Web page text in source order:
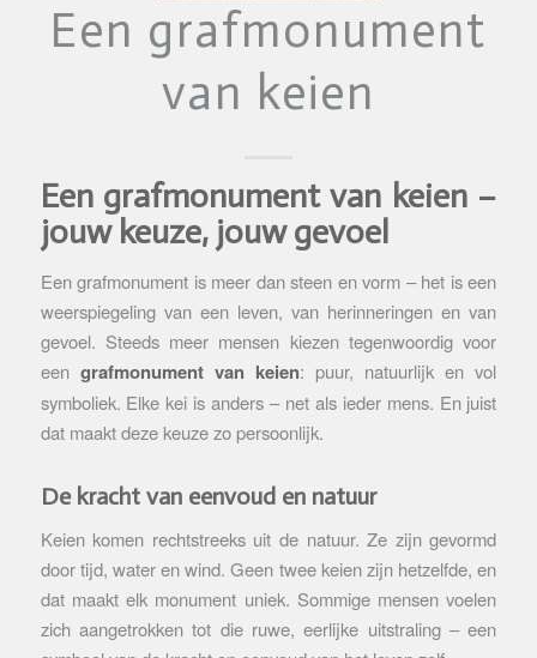
Een grafmonument
van keien
Een grafmonument van keien –
jouw keuze, jouw gevoel
Een grafmonument is meer dan steen en vorm – het is een
weerspiegeling van een leven, van herinneringen en van
gevoel. Steeds meer mensen kiezen tegenwoordig voor
een grafmonument van keien: puur, natuurlijk en vol
symboliek. Elke kei is anders – net als ieder mens. En juist
dat maakt deze keuze zo persoonlijk.
De kracht van eenvoud en natuur
Keien komen rechtstreeks uit de natuur. Ze zijn gevormd
door tijd, water en wind. Geen twee keien zijn hetzelfde, en
dat maakt elk monument uniek. Sommige mensen voelen
zich aangetrokken tot die ruwe, eerlijke uitstraling – een